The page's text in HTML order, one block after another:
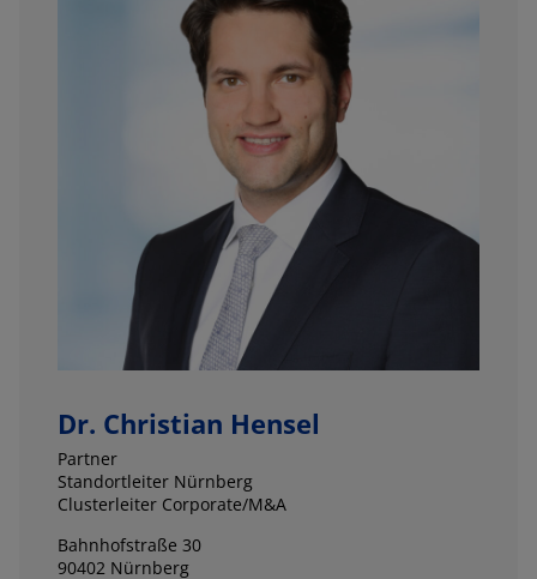
Dr. Christian Hensel
Partner
Standortleiter Nürnberg
Clusterleiter Corporate/M&A
Bahnhofstraße 30
90402 Nürnberg